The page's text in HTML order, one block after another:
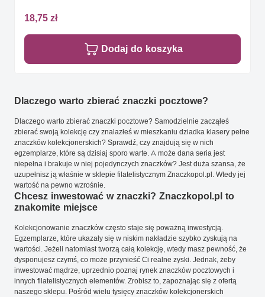
18,75 zł
Dodaj do koszyka
Dlaczego warto zbierać znaczki pocztowe?
Dlaczego warto zbierać znaczki pocztowe? Samodzielnie zacząłeś
zbierać swoją kolekcję czy znalazłeś w mieszkaniu dziadka klasery pełne
znaczków kolekcjonerskich? Sprawdź, czy znajdują się w nich
egzemplarze, które są dzisiaj sporo warte. A może dana seria jest
niepełna i brakuje w niej pojedynczych znaczków? Jest duża szansa, że
uzupełnisz ją właśnie w sklepie filatelistycznym Znaczkopol.pl. Wtedy jej
wartość na pewno wzrośnie.
Chcesz inwestować w znaczki? Znaczkopol.pl to
znakomite miejsce
Kolekcjonowanie znaczków często staje się poważną inwestycją.
Egzemplarze, które ukazały się w niskim nakładzie szybko zyskują na
wartości. Jeżeli natomiast tworzą całą kolekcję, wtedy masz pewność, że
dysponujesz czymś, co może przynieść Ci realne zyski. Jednak, żeby
inwestować mądrze, uprzednio poznaj rynek znaczków pocztowych i
innych filatelistycznych elementów. Zrobisz to, zapoznając się z ofertą
naszego sklepu. Pośród wielu tysięcy znaczków kolekcjonerskich